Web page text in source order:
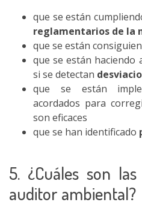
que se están
reglamentarios de la
que se están
que se están haciendo
si se detectan
que se están
acordados para
son eficaces
que se han identificado
5. ¿Cuáles son
auditor ambiental?